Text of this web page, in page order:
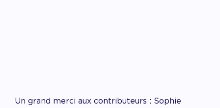
Un grand merci aux contributeurs : Sophie